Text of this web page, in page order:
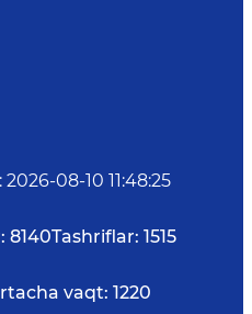
: 2026-08-10 11:48:25
8140Tashriflar: 1515
vaqt: 1220